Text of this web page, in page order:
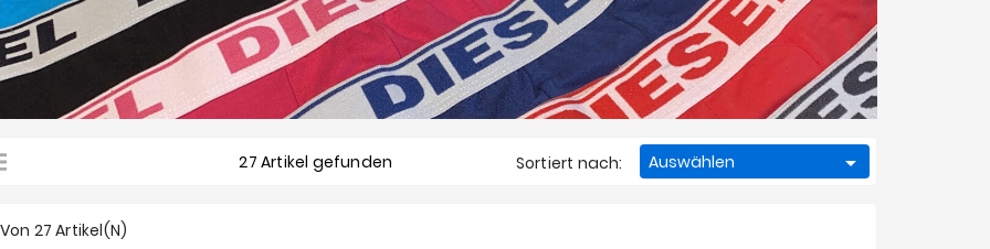
27 Artikel gefunden Sortiert nach: Auswählen 
Von 27 Artikel(n)